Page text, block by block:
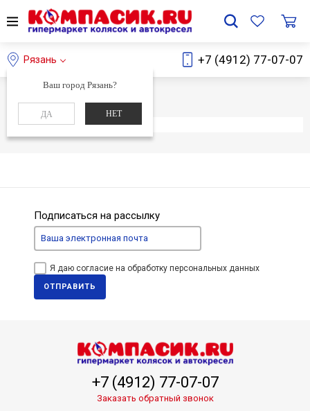
Рязань
Ваш город Рязань?
ДА НЕТ
+7 (4912) 77-07-07
Главная Каталог
Элемент не найден
Подписаться на рассылку
Я даю согласие на обработку персональных данных
ОТПРАВИТЬ
+7 (4912) 77-07-07
Заказать обратный звонок